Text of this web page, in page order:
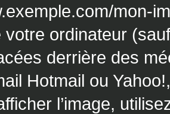
mon-
votre ordinateur
derrière des
Hotmail ou
l’image,